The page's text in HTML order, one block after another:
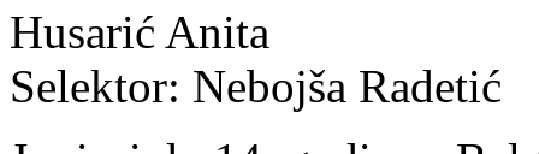
Husarić Anita
Selektor: Nebojša Radetić